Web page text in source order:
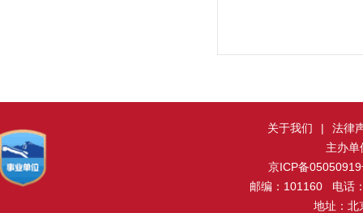
关于我们 |
法律
主办
京ICP备
邮编：101160 电话
地址：北